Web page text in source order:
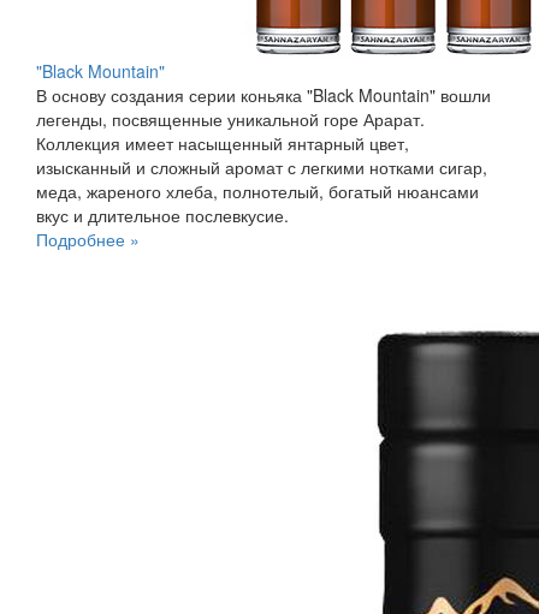
"Black Mountain"
В основу создания серии коньяка "Black Mountain" вошли
легенды, посвященные уникальной горе Арарат.
Коллекция имеет насыщенный янтарный цвет,
изысканный и сложный аромат с легкими нотками сигар,
меда, жареного хлеба, полнотелый, богатый нюансами
вкус и длительное послевкусие.
Подробнее »